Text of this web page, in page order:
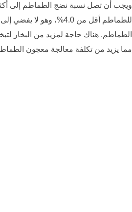
للطماطم أقل من 4.0%، وهو
الطماطم. هناك حاجة لمزيد من البخار
مما يزيد من تكلفة معالجة معجون